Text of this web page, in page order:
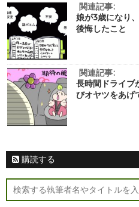
関連記事:
娘が3歳になり
後悔したこと
関連記事:
長時間ドライブ
びオヤツをあげ
購読する